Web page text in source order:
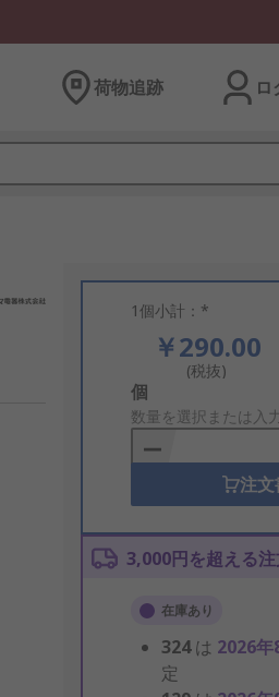
荷物追跡
1個小計：*
￥290.00
(税抜)
Add
to
Basket
個
数量を選択または入
注
3,000円を超える
在庫あり
324は 2026年
定